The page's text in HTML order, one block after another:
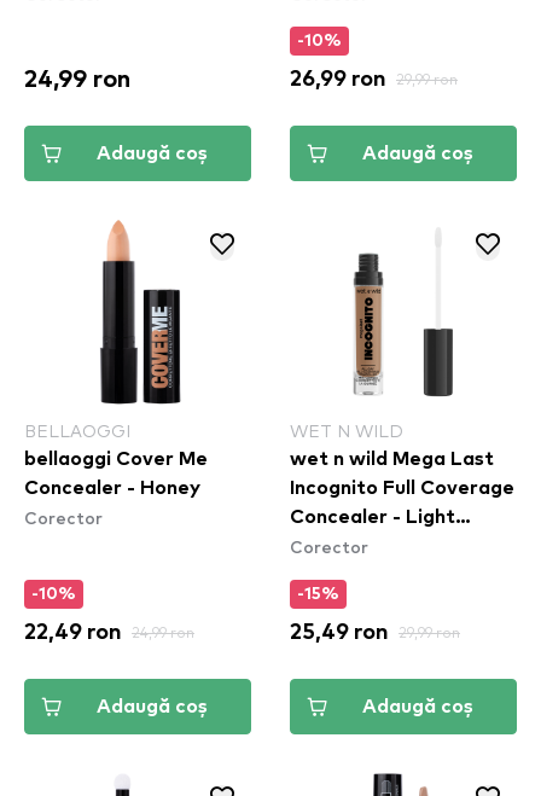
24,99 ron
Adaugă coș
-10%
26,99 ron 29,99 ron
Adaugă coș
BELLAOGGI
bellaoggi Cover Me
Concealer - Honey
Corector
-10%
22,49 ron 24,99 ron
Adaugă coș
WET N WILD
wet n wild Mega Last
Incognito Full Coverage
Concealer - Light
Medium
Corector
-15%
25,49 ron 29,99 ron
Adaugă coș